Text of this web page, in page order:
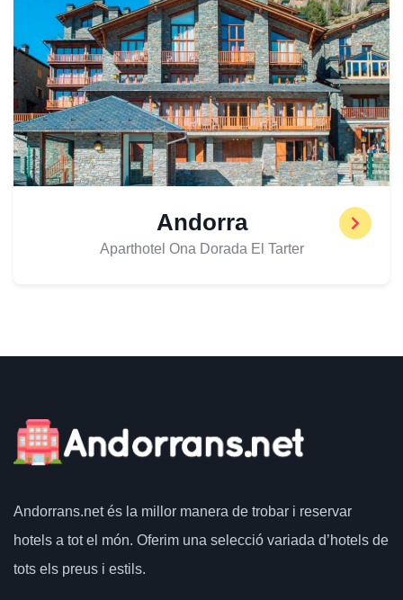
Andorra
Aparthotel Ona Dorada El Tarter
Andorrans.netés la millor manera de trobar i reservar
hotels a tot el món. Oferim una selecció variada d’hotels de
tots els preus i estils.